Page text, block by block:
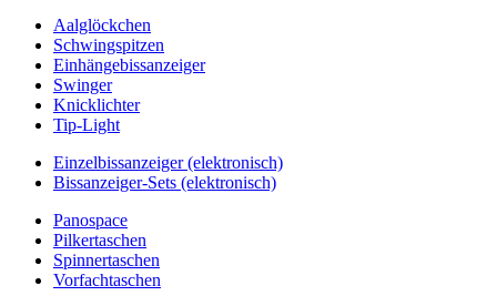
Aalglöckchen
Schwingspitzen
Einhängebissanzeiger
Swinger
Knicklichter
Tip-Light
Einzelbissanzeiger (elektronisch)
Bissanzeiger-Sets (elektronisch)
Panospace
Pilkertaschen
Spinnertaschen
Vorfachtaschen